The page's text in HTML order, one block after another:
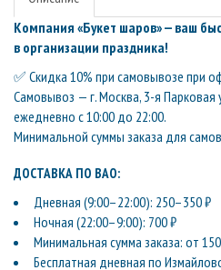
Компания «Букет шаров» — ваш
в организации праздника!
✅ Скидка 10% при самовывозе при
Самовывоз — г. Москва, 3-я Парковая
ежедневно с 10:00 до 22:00.
Минимальной суммы заказа для
ДОСТАВКА ПО ВАО:
Дневная (9:00–22:00): 250–350 ₽
Ночная (22:00–9:00): 700 ₽
Минимальная сумма заказа: от
Бесплатная дневная по